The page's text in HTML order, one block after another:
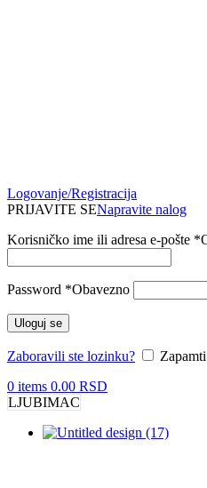
Logovanje/Registracija
PRIJAVITE SENapravite nalog
Korisničko ime ili adresa e-pošte *
Password *Obavezno
Uloguj se
Zaboravili ste lozinku?
Zapamti
0 items 0.00 RSD
LJUBIMAC